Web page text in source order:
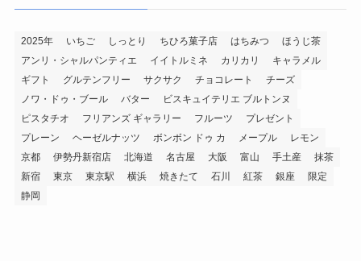
2025年 いちご しっとり ちひろ菓子店 はちみつ
ほうじ茶
アンリ・シャルパンティエ
イイトルミネ カリカリ
キャラメル
ギフト
グルテンフリー サクサク チョコレート
チーズ
ノワ・ドゥ・ブール
バター
ビスキュイテリエ ブルトンヌ
ピスタチオ
フリアンズ ギャラリー フルーツ
プレゼント
プレーン
ヘーゼルナッツ ボンボン ドゥ カ メープル
レモン
京都
伊勢丹新宿店 北海道 名古屋 大阪 富山 手土産
抹茶
新宿
東京 東京駅 横浜 焼きたて 石川 紅茶 銀座
限定
静岡